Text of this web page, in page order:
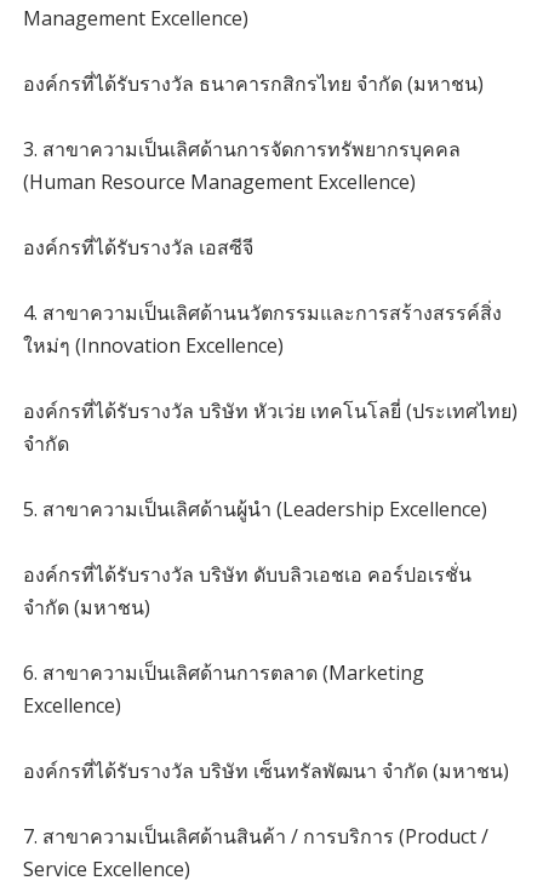
Management Excellence)
องค์กรที่ได้รับรางวัล ธนาคารกสิกรไทย จำกัด (มหาชน)
3. สาขาความเป็นเลิศด้านการจัดการทรัพยากรบุคคล
(Human Resource Management Excellence)
องค์กรที่ได้รับรางวัล เอสซีจี
4. สาขาความเป็นเลิศด้านนวัตกรรมและการสร้างสรรค์สิ่ง
ใหม่ๆ (Innovation Excellence)
องค์กรที่ได้รับรางวัล บริษัท หัวเว่ย เทคโนโลยี่ (ประเทศไทย)
จำกัด
5. สาขาความเป็นเลิศด้านผู้นํา (Leadership Excellence)
องค์กรที่ได้รับรางวัล บริษัท ดับบลิวเอชเอ คอร์ปอเรชั่น
จำกัด (มหาชน)
6. สาขาความเป็นเลิศด้านการตลาด (Marketing
Excellence)
องค์กรที่ได้รับรางวัล บริษัท เซ็นทรัลพัฒนา จำกัด (มหาชน)
7. สาขาความเป็นเลิศด้านสินค้า / การบริการ (Product /
Service Excellence)